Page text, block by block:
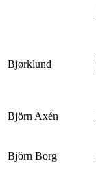
Bjørklund
Björn Axén
Björn Borg